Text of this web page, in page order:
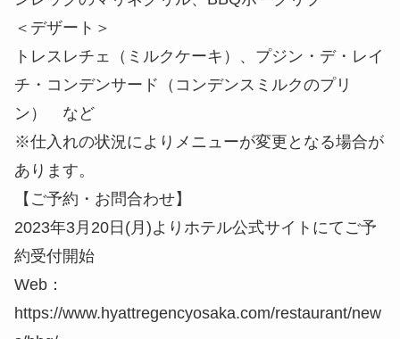
※仕入れの状況によりメニューが変更となる場合が
あります。
【ご予約・お問合わせ】
2023年3月20日(月)よりホテル公式サイトにてご予
約受付開始
Web：
https://www.hyattregencyosaka.com/restaurant/new
s/bbq/
電話：06-6612-1234（ホテル代表）